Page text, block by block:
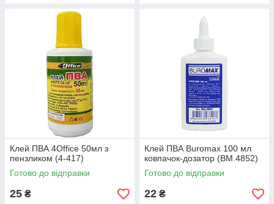
Клей ПВА 4Office 50мл з
пензликом (4-417)
Готово до відправки
25 ₴
Клей ПВА Buromax 100 мл
ковпачок-дозатор (BM.4852)
Готово до відправки
22 ₴